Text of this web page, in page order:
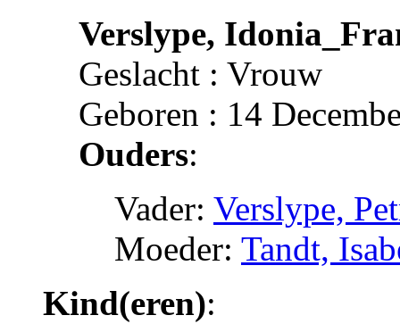
Verslype,
Geslacht : Vrouw
Geboren : 14
Ouders:
Vader: Verslype,
Moeder: Tandt,
Kind(eren):